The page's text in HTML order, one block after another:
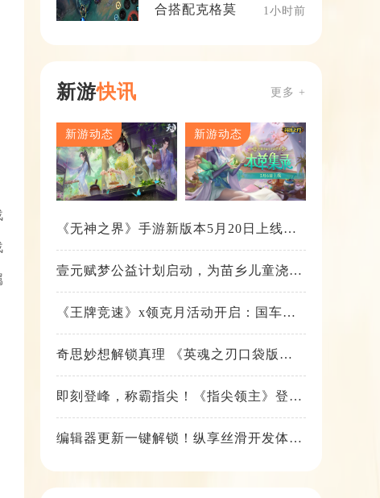
合搭配克格莫 1小时前
新游快讯 更多 +
新游动态 新游动态
《无神之界》手游新版本5月20日上线，
壹元赋梦公益计划启动，为苗乡儿童浇筑
《王牌竞速》x领克月活动开启：国车喜
奇思妙想解锁真理 《英魂之刃口袋版》
即刻登峰，称霸指尖！《指尖领主》登峰
编辑器更新一键解锁！纵享丝滑开发体